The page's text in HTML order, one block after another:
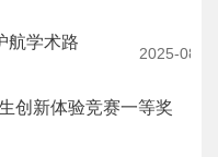
航学术路
2025-08-
创新体验竞赛一等奖